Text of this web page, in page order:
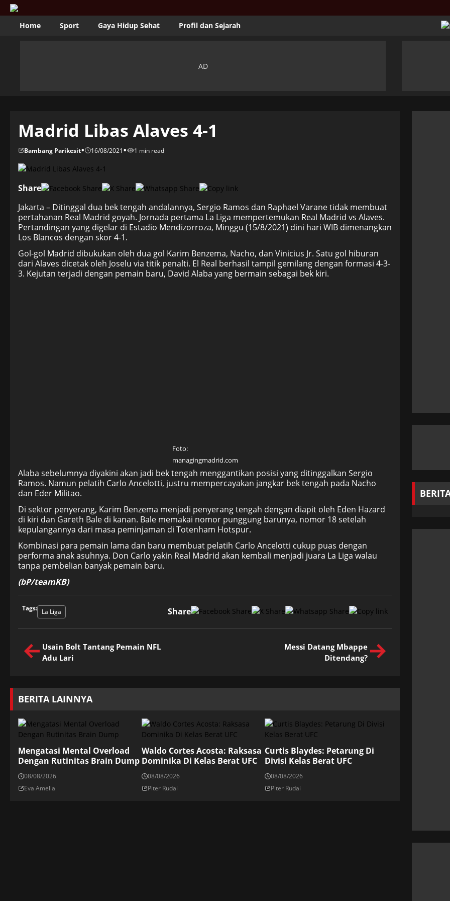
Home Sport Gaya Hidup Sehat Profil dan Sejarah
Madrid Libas Alaves 4-1
Bambang Parikesit• 16/08/2021• 1 min read
Share
Jakarta – Ditinggal dua bek tengah andalannya, Sergio Ramos dan Raphael Varane tidak membuat
pertahanan Real Madrid goyah. Jornada pertama La Liga mempertemukan Real Madrid vs Alaves.
Pertandingan yang digelar di Estadio Mendizorroza, Minggu (15/8/2021) dini hari WIB dimenangkan
Los Blancos dengan skor 4-1.
Gol-gol Madrid dibukukan oleh dua gol Karim Benzema, Nacho, dan Vinicius Jr. Satu gol hiburan
dari Alaves dicetak oleh Joselu via titik penalti. El Real berhasil tampil gemilang dengan formasi 4-3-
3. Kejutan terjadi dengan pemain baru, David Alaba yang bermain sebagai bek kiri.
Foto:
managingmadrid.com
Alaba sebelumnya diyakini akan jadi bek tengah menggantikan posisi yang ditinggalkan Sergio
Ramos. Namun pelatih Carlo Ancelotti, justru mempercayakan jangkar bek tengah pada Nacho
dan Eder Militao.
Di sektor penyerang, Karim Benzema menjadi penyerang tengah dengan diapit oleh Eden Hazard
di kiri dan Gareth Bale di kanan. Bale memakai nomor punggung barunya, nomor 18 setelah
kepulangannya dari masa peminjaman di Totenham Hotspur.
Kombinasi para pemain lama dan baru membuat pelatih Carlo Ancelotti cukup puas dengan
performa anak asuhnya. Don Carlo yakin Real Madrid akan kembali menjadi juara La Liga walau
tanpa pembelian banyak pemain baru.
(bP/teamKB)
Tags: La Liga Share
Usain Bolt Tantang Pemain NFL
Adu Lari
Messi Datang Mbappe
Ditendang?
BERITA LAINNYA
Mengatasi Mental Overload
Dengan Rutinitas Brain Dump
08/08/2026
Eva Amelia
Waldo Cortes Acosta: Raksasa
Dominika Di Kelas Berat UFC
08/08/2026
Piter Rudai
Curtis Blaydes: Petarung Di
Divisi Kelas Berat UFC
08/08/2026
Piter Rudai